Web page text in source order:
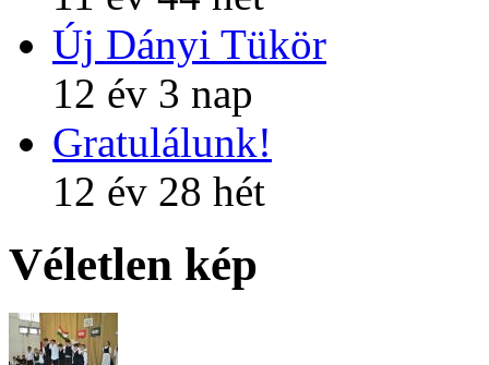
Új Dányi Tükör
12 év 3 nap
Gratulálunk!
12 év 28 hét
Véletlen kép